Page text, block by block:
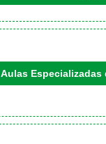
Aulas Especializadas